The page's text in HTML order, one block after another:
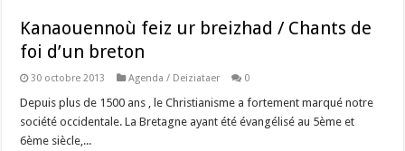
Kanaouennoù feiz ur breizhad / Chants de
foi d’un breton
30 octobre 2013 Agenda / Deiziataer 0
Depuis plus de 1500 ans , le Christianisme a fortement marqué notre
société occidentale. La Bretagne ayant été évangélisé au 5ème et
6ème siècle,...